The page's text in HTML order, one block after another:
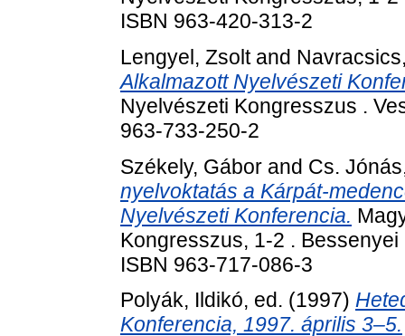
ISBN 963-420-313-2
Lengyel, Zsoltand
Alkalmazott Nyelvészeti
Nyelvészeti Kongresszus .
963-733-250-2
Székely, Gábor and Cs.
nyelvoktatás a Kárpát-
Nyelvészeti Konferencia.
Kongresszus, 1-2 .
ISBN 963-717-086-3
Polyák, Ildikó, ed. (1997)
Konferencia, 1997. április 3–5.